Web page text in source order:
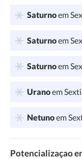
Saturnoem
Saturnoem
Saturnoem
Uranoem
Netunoem
Potencializaçao